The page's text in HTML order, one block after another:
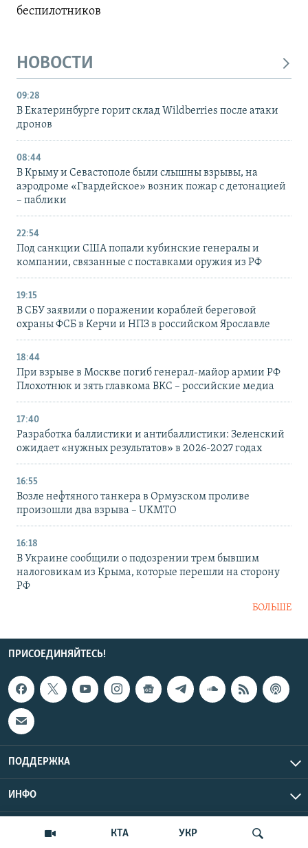
КТА УКР
беспилотников
НОВОСТИ
09:28
В Екатеринбурге горит склад Wildberries после атаки
дронов
08:44
В Крыму и Севастополе были слышны взрывы, на
аэродроме «Гвардейское» возник пожар с детонацией
– паблики
22:54
Под санкции США попали кубинские генералы и
компании, связанные с поставками оружия из РФ
19:15
В СБУ заявили о поражении кораблей береговой
охраны ФСБ в Керчи и НПЗ в российском Ярославле
18:44
При взрыве в Москве погиб генерал-майор армии РФ
Плохотнюк и зять главкома ВКС – российские медиа
17:40
Разработка баллистики и антибаллистики: Зеленский
ожидает «нужных результатов» в 2026-2027 годах
16:55
Возле нефтяного танкера в Ормузском проливе
произошли два взрыва – UKMTO
16:18
В Украине сообщили о подозрении трем бывшим
налоговикам из Крыма, которые перешли на сторону
РФ
БОЛЬШЕ
ПРИСОЕДИНЯЙТЕСЬ!
ПОДДЕРЖКА
ИНФО
Copyright Крым.Реалии, 2026 | Все права защищены.
UTC+3